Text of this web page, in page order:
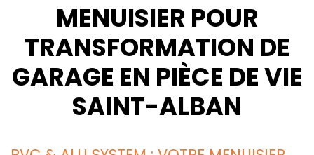
MENUISIER POUR
TRANSFORMATION DE
GARAGE EN PIÈCE DE VIE
SAINT-ALBAN